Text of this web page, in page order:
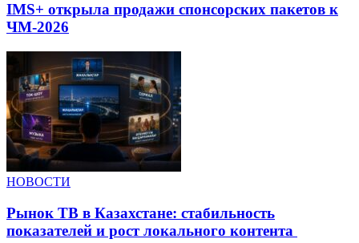
IMS+ открыла продажи спонсорских пакетов к
ЧМ-2026
НОВОСТИ
Рынок ТВ в Казахстане: стабильность
показателей и рост локального контента